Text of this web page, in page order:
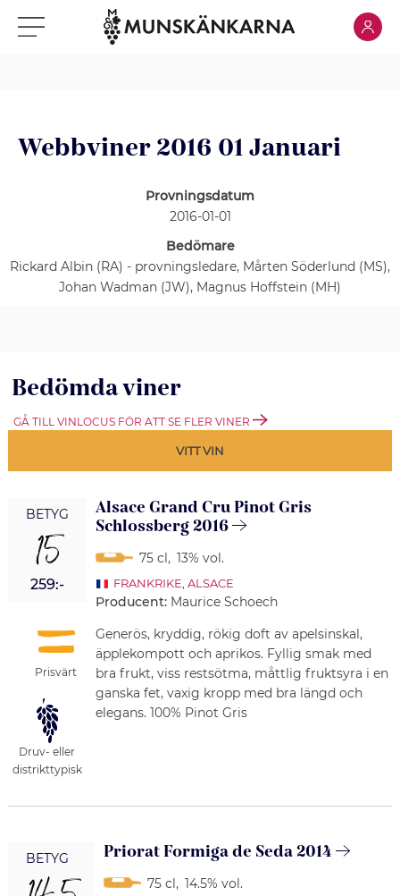
Klicka för meny Klicka
Webbviner 2016 01 Januari
Provningsdatum
2016-01-01
Bedömare
Rickard Albin (RA) - provningsledare, Mårten Söderlund (MS),
Johan Wadman (JW), Magnus Hoffstein (MH)
Bedömda viner
GÅ TILL VINLOCUS FÖR ATT SE FLER VINER
VITT VIN
BETYG
15
259:-
Prisvärt
Druv- eller
distrikttypisk
Alsace Grand Cru Pinot Gris
Schlossberg 2016
75 cl, 13% vol.
FRANKRIKE ALSACE
Producent: Maurice Schoech
Generös, kryddig, rökig doft av apelsinskal,
äpplekompott och aprikos. Fyllig smak med
bra frukt, viss restsötma, måttlig fruktsyra i en
ganska fet, vaxig kropp med bra längd och
elegans. 100% Pinot Gris
BETYG Priorat Formiga de Seda 2014
75 cl, 14.5% vol.